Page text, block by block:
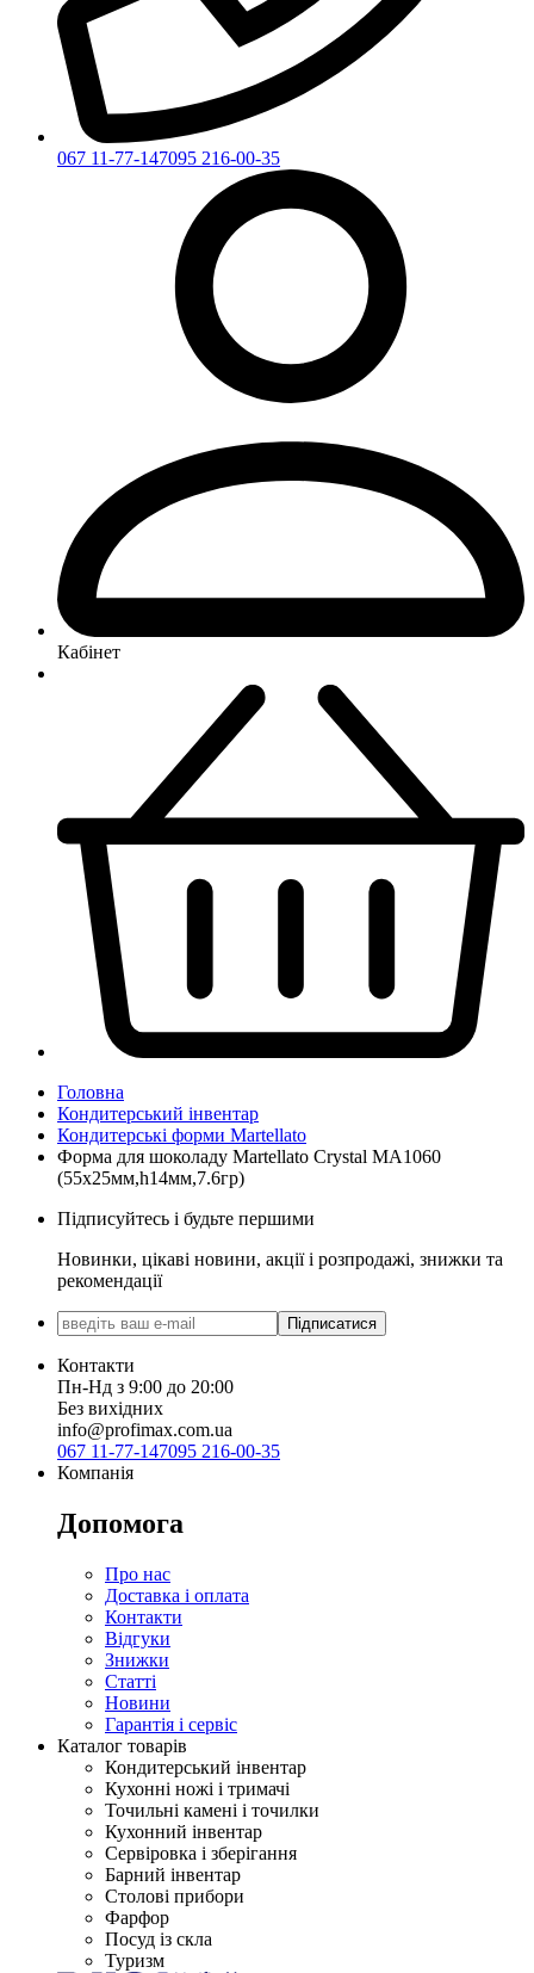
067 11-77-147095 216-00-35
Кабінет
Головна
Кондитерський інвентар
Кондитерські форми Martellato
Форма для шоколаду Martellato Crystal MA1060
(55x25мм,h14мм,7.6гр)
Підписуйтесь і будьте першими
Новинки, цікаві новини, акції і розпродажі, знижки та
рекомендації
Підписатися
Контакти
Пн-Нд з 9:00 до 20:00
Без вихідних
info@profimax.com.ua
067 11-77-147095 216-00-35
Компанія
Допомога
Про нас
Доставка і оплата
Контакти
Відгуки
Знижки
Статті
Новини
Гарантія і сервіс
Каталог товарів
Кондитерський інвентар
Кухонні ножі і тримачі
Точильні камені і точилки
Кухонний інвентар
Сервіровка і зберігання
Барний інвентар
Столові прибори
Фарфор
Посуд із скла
Туризм